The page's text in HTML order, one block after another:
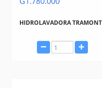
HIDROLAVADORA